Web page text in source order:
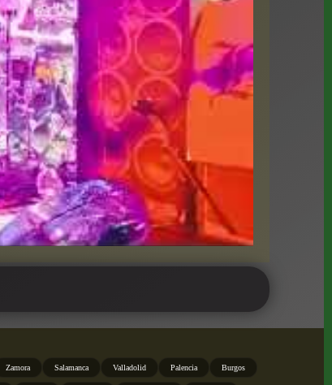
Zamora Salamanca Valladolid Palencia Burgos